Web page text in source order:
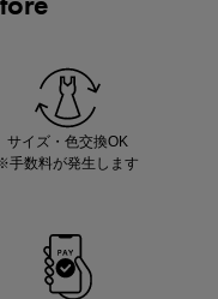
サイズ・色交換OK
手数料が発生します